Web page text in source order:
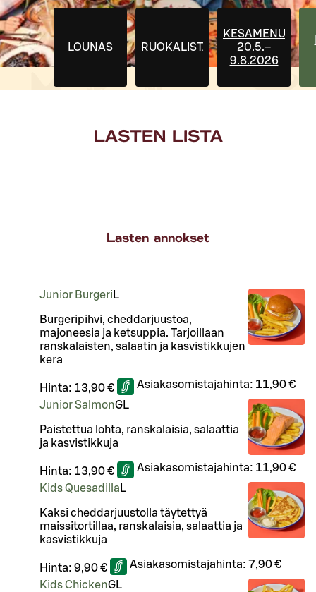
LOUNAS RUOKALISTA
KESÄMENU
20.5.–
9.8.2026
LASTEN LISTA
Lasten annokset
Junior Burgeri L
Burgeripihvi, cheddarjuustoa,
majoneesia ja ketsuppia. Tarjoillaan
ranskalaisten, salaatin ja kasvistikkujen
kera
Hinta: 13,90 € Asiakasomistajahinta: 11,90 €
Junior SalmonGL
Paistettua lohta, ranskalaisia, salaattia
ja kasvistikkuja
Hinta: 13,90 € Asiakasomistajahinta: 11,90 €
Kids Quesadilla L
Kaksi cheddarjuustolla täytettyä
maissitortillaa, ranskalaisia, salaattia ja
kasvistikkuja
Hinta: 9,90 € Asiakasomistajahinta: 7,90 €
Kids ChickenGL